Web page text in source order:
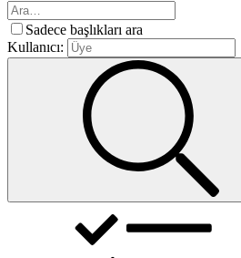
Sadece başlıkları ara
Kullanıcı: